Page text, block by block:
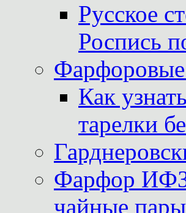
Русское
Роспись
Фарфоровые
Как
тарелки
Фарфор ИФЗ
чайные